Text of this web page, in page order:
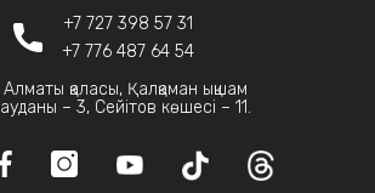
+7 727 398 57 31
+7 776 487 64 54
Алматы қаласы, Қалқаман ықшам
ауданы – 3, Сейітов көшесі – 11.